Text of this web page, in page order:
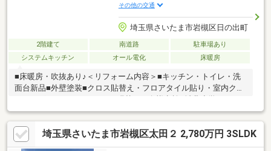
その他の交通
埼玉県さいたま市岩槻区日の出町
2階建て 南道路
駐車場あり
システムキッチン
オール電化 床暖房
■床暖房・吹抜あり♪＜リフォーム内容＞■キッチン・トイレ・洗
面台新品■外壁塗装■クロス貼替え・フロアタイル貼り・室内クリ
校・・・徒歩７分■城北中学校・・・徒歩11分■ベルク・・・徒歩
9分各スタッフそれぞれが豊富な不動産取引の経験を持ち、ご売
却・ご購入などのお客様の不安や疑問を解消しながら、満足のい
くお取引を目指していきます！お買い物ついでに不動産に関する
埼玉県さいたま市岩槻区太田２ 2,780万円 3SLDK